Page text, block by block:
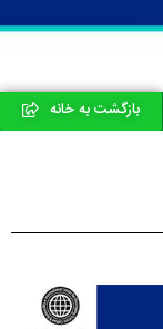
بازگشت به خانه